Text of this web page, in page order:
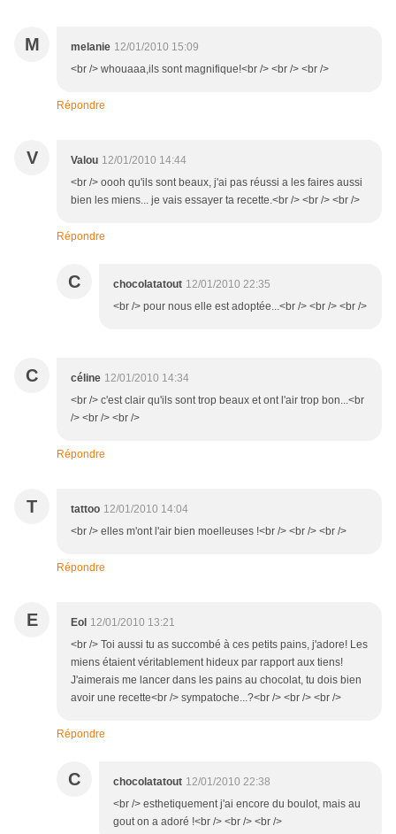
M melanie 12/01/2010 15:09
<br /> whouaaa,ils sont magnifique!<br /> <br /> <br />
Répondre
V Valou 12/01/2010 14:44
<br /> oooh qu'ils sont beaux, j'ai pas réussi a les faires aussi
bien les miens... je vais essayer ta recette.<br /> <br /> <br />
Répondre
C chocolatatout 12/01/2010 22:35
<br /> pour nous elle est adoptée...<br /> <br /> <br />
C céline 12/01/2010 14:34
<br /> c'est clair qu'ils sont trop beaux et ont l'air trop bon...<br
/> <br /> <br />
Répondre
T tattoo 12/01/2010 14:04
<br /> elles m'ont l'air bien moelleuses !<br /> <br /> <br />
Répondre
E Eol 12/01/2010 13:21
<br /> Toi aussi tu as succombé à ces petits pains, j'adore! Les
miens étaient véritablement hideux par rapport aux tiens!
J'aimerais me lancer dans les pains au chocolat, tu dois bien
avoir une recette<br /> sympatoche...?<br /> <br /> <br />
Répondre
C chocolatatout 12/01/2010 22:38
<br /> esthetiquement j'ai encore du boulot, mais au
gout on a adoré !<br /> <br /> <br />